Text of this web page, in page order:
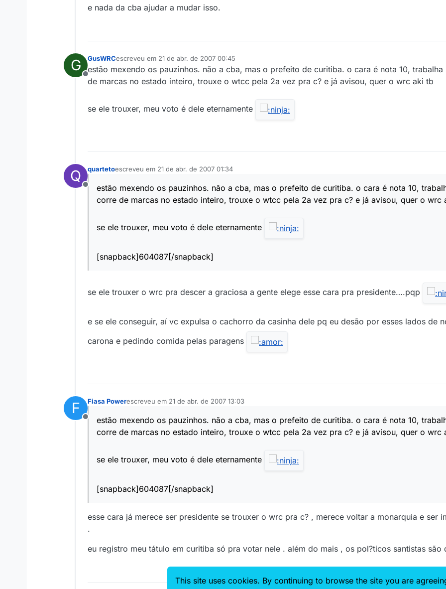
e nada da cba ajudar a mudar isso.
G
Offline
GusWRCescreveu em 21 de abr. de 2007 00:45
última edição por
estão mexendo os pauzinhos. não a cba, mas o prefeito de curitiba. o cara é nota 10,
de marcas no estado inteiro, trouxe o wtcc pela 2a vez pra c? e já avisou, quer o wrc aki tb
se ele trouxer, meu voto é dele eternamente
Q
Offline
quartetoescreveu em 21 de abr. de 2007 01:34
última edição por
estão mexendo os pauzinhos. não a cba, mas o prefeito de curitiba. o cara é nota 10,
corre de marcas no estado inteiro, trouxe o wtcc pela 2a vez pra c? e já avisou, quer o wrc
se ele trouxer, meu voto é dele eternamente
[snapback]604087[/snapback]
se ele trouxer o wrc pra descer a graciosa a gente elege esse cara pra presidente….pqp
e se ele conseguir, aí vc expulsa o cachorro da casinha dele pq eu desão por esses lados de
carona e pedindo comida pelas paragens
F
Offline
Fiasa Powerescreveu em 21 de abr. de 2007 13:03
última edição por
estão mexendo os pauzinhos. não a cba, mas o prefeito de curitiba. o cara é nota 10,
corre de marcas no estado inteiro, trouxe o wtcc pela 2a vez pra c? e já avisou, quer o wrc
se ele trouxer, meu voto é dele eternamente
[snapback]604087[/snapback]
esse cara já merece ser presidente se trouxer o wrc pra c? , merece voltar a monarquia e ser
.
eu registro meu tátulo em curitiba só pra votar nele . além do mais , os pol?ticos santistas são
This site uses cookies. By continuing to browse the site you are